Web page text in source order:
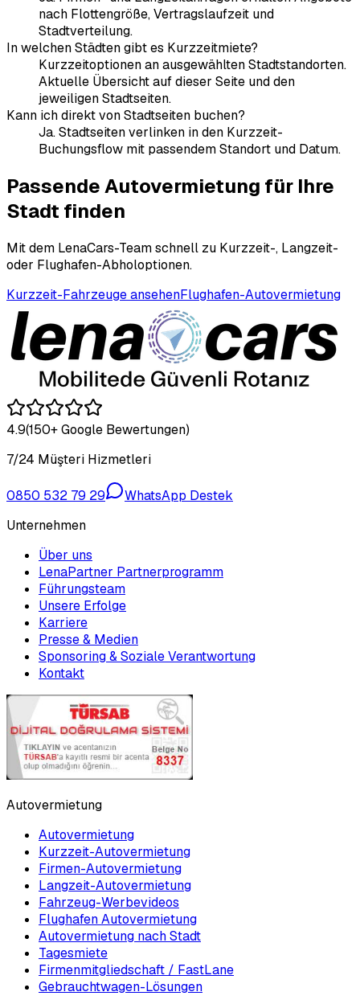
nach Flottengröße, Vertragslaufzeit und
Stadtverteilung.
In welchen Städten gibt es Kurzzeitmiete?
Kurzzeitoptionen an ausgewählten Stadtstandorten.
Aktuelle Übersicht auf dieser Seite und den
jeweiligen Stadtseiten.
Kann ich direkt von Stadtseiten buchen?
Ja. Stadtseiten verlinken in den Kurzzeit-
Buchungsflow mit passendem Standort und Datum.
Passende Autovermietung für Ihre
Stadt finden
Mit dem LenaCars-Team schnell zu Kurzzeit-, Langzeit-
oder Flughafen-Abholoptionen.
Kurzzeit-Fahrzeuge ansehenFlughafen-Autovermietung
4.9(150+ Google Bewertungen)
7/24 Müşteri Hizmetleri
0850 532 79 29
WhatsApp Destek
Unternehmen
Über uns
LenaPartner Partnerprogramm
Führungsteam
Unsere Erfolge
Karriere
Presse & Medien
Sponsoring & Soziale Verantwortung
Kontakt
Autovermietung
Autovermietung
Kurzzeit-Autovermietung
Firmen-Autovermietung
Langzeit-Autovermietung
Fahrzeug-Werbevideos
Flughafen Autovermietung
Autovermietung nach Stadt
Tagesmiete
Firmenmitgliedschaft / FastLane
Gebrauchtwagen-Lösungen